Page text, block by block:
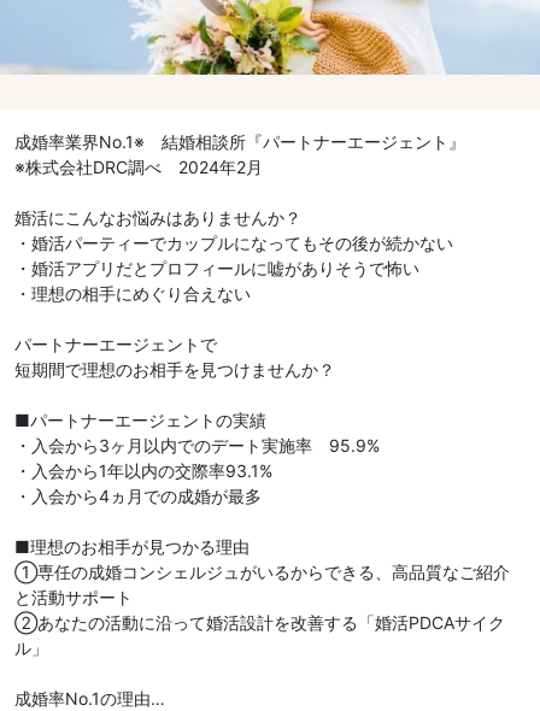
成婚率業界No.1※ 結婚相談所『パートナーエージェント』
※株式会社DRC調べ 2024年2月
婚活にこんなお悩みはありませんか？
・婚活パーティーでカップルになってもその後が続かない
・婚活アプリだとプロフィールに嘘がありそうで怖い
・理想の相手にめぐり合えない
パートナーエージェントで
短期間で理想のお相手を見つけませんか？
■パートナーエージェントの実績
・入会から3ヶ月以内でのデート実施率 95.9%
・入会から1年以内の交際率93.1%
・入会から4ヵ月での成婚が最多
■理想のお相手が見つかる理由
①専任の成婚コンシェルジュがいるからできる、高品質なご紹介
と活動サポート
②あなたの活動に沿って婚活設計を改善する「婚活PDCAサイク
ル」
成婚率No.1の理由…